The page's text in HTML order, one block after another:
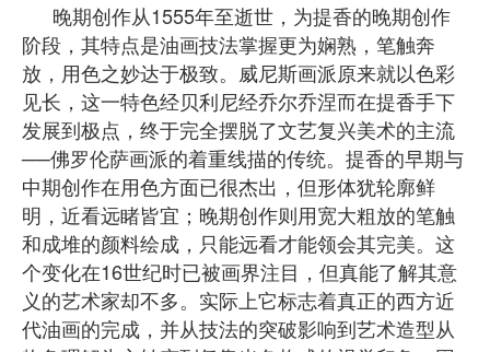
晚期创作从1555年至逝世，为提香的晚期创作
阶段，其特点是油画技法掌握更为娴熟，笔触奔
放，用色之妙达于极致。威尼斯画派原来就以色彩
见长，这一特色经贝利尼经乔尔乔涅而在提香手下
发展到极点，终于完全摆脱了文艺复兴美术的主流
──佛罗伦萨画派的着重线描的传统。提香的早期与
中期创作在用色方面已很杰出，但形体犹轮廓鲜
明，近看远睹皆宜；晚期创作则用宽大粗放的笔触
和成堆的颜料绘成，只能远看才能领会其完美。这
个变化在16世纪时已被画界注目，但真能了解其意
义的艺术家却不多。实际上它标志着真正的西方近
代油画的完成，并从技法的突破影响到艺术造型从